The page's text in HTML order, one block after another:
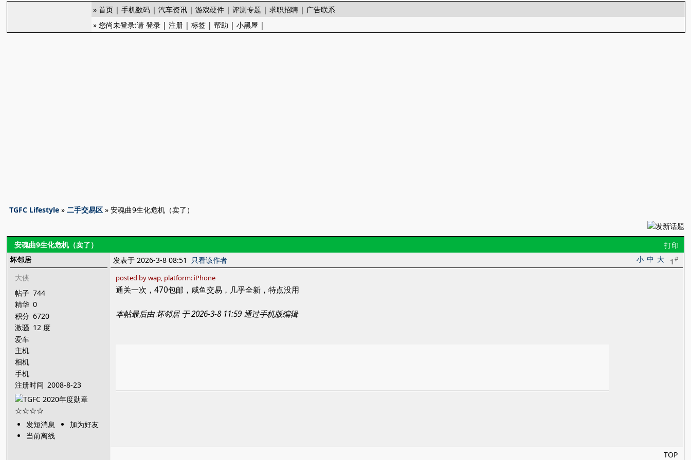
»首页 |手机数码 |汽车资讯 |游戏硬件 |评测专题 |求职招聘 | 广告联系
» 您尚未登录:请登录 |注册 |标签 |帮助 |小黑屋 |
TGFC Lifestyle »二手交易区 » 安魂曲9生化危机（卖了）
打印
安魂曲9生化危机（卖了）
坏邻居
大侠
帖子 744
精华 0
积分 6720
激骚 12 度
爱车
主机
相机
手机
注册时间 2008-8-23
发短消息
加为好友
当前离线
1 #
大
中
小
发表于 2026-3-8 08:51 只看该作者
posted by wap, platform: iPhone
通关一次，470包邮，咸鱼交易，几乎全新，特点没用
本帖最后由 坏邻居 于 2026-3-8 11:59 通过手机版编辑
TOP